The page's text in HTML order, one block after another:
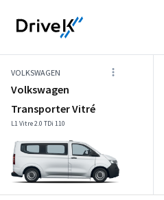
VOLKSWAGEN
Volkswagen
Transporter Vitré
L1 Vitre 2.0 TDi 110